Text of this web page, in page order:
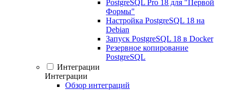
PostgreSQL Pro 18 для "Первой
Формы"
Настройка PostgreSQL 18 на
Debian
Запуск PostgreSQL 18 в Docker
Резервное копирование
PostgreSQL
Интеграции
Интеграции
Обзор интеграций